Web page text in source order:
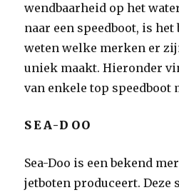
wendbaarheid op het
naar een speedboot, is
weten welke merken er
uniek maakt. Hieronder
van enkele top speedboot
SEA-DOO
Sea-Doo is een bekend
jetboten produceert. Deze